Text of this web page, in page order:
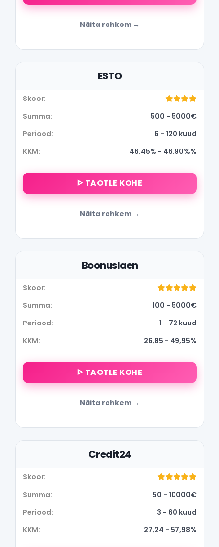
Näita rohkem
ESTO
500 - 5000€
6 - 120 kuud
46.45% - 46.90%%
ᐈ TAOTLE KOHE
Näita rohkem
Boonuslaen
100 - 5000€
1 - 72 kuud
26,85 - 49,95%
ᐈ TAOTLE KOHE
Näita rohkem
Credit24
50 - 10000€
3 - 60 kuud
27,24 - 57,98%